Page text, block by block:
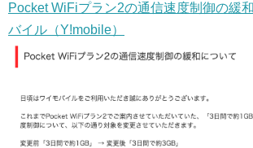
Pocket WiFiプラン2の通信速度制御の緩
バイル（Y!mobile）